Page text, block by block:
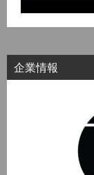
企業情報